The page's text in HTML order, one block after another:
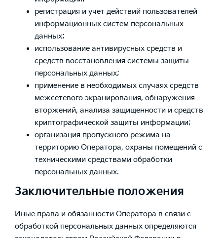
регистрация и учет действий пользователей
информационных систем персональных
данных;
использование антивирусных средств и
средств восстановления системы защиты
персональных данных;
применение в необходимых случаях средств
межсетевого экранирования, обнаружения
вторжений, анализа защищенности и средств
криптографической защиты информации;
организация пропускного режима на
территорию Оператора, охраны помещений с
техническими средствами обработки
персональных данных.
Заключительные положения
Иные права и обязанности Оператора в связи с
обработкой персональных данных определяются